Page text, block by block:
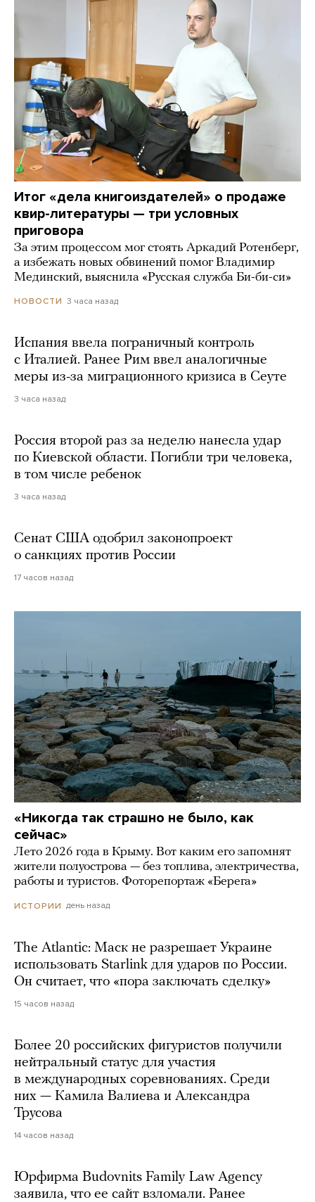
Итог «дела книгоиздателей» о продаже
квир-литературы — три условных
приговора
За этим процессом мог стоять Аркадий Ротенберг,
а избежать новых обвинений помог Владимир
Мединский, выяснила «Русская служба Би-би-си»
НОВОСТИ 3 часа назад
Испания ввела пограничный контроль
с Италией. Ранее Рим ввел аналогичные
меры из-за миграционного кризиса в Сеуте
3 часа назад
Россия второй раз за неделю нанесла удар
по Киевской области. Погибли три человека,
в том числе ребенок
3 часа назад
Сенат США одобрил законопроект
о санкциях против России
17 часов назад
«Никогда так страшно не было, как
сейчас»
Лето 2026 года в Крыму. Вот каким его запомнят
жители полуострова — без топлива, электричества,
работы и туристов. Фоторепортаж «Берега»
ИСТОРИИ день назад
The Atlantic: Маск не разрешает Украине
использовать Starlink для ударов по России.
Он считает, что «пора заключать сделку»
15 часов назад
Более 20 российских фигуристов получили
нейтральный статус для участия
в международных соревнованиях. Среди
них — Камила Валиева и Александра
Трусова
14 часов назад
Юрфирма Budovnits Family Law Agency
заявила, что ее сайт взломали. Ранее